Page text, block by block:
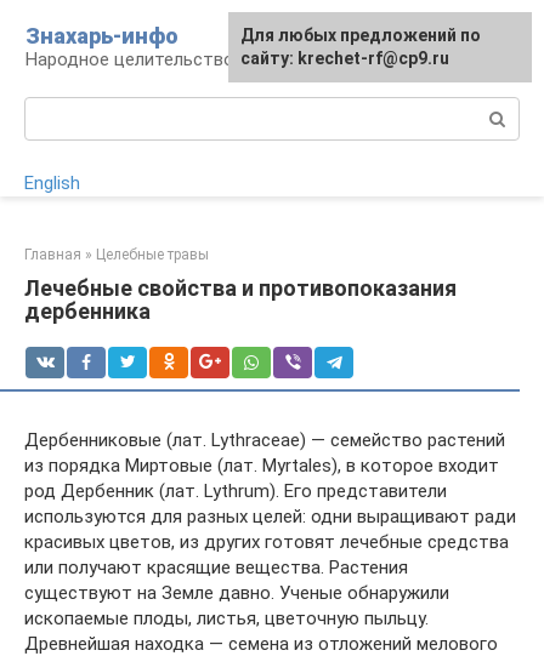
контенту
Знахарь-инфо
Народное целительство: рецепты и методы
English
Главная » Целебные травы
Лечебные свойства и противопоказания
дербенника
Дербенниковые (лат. Lythraceae) — семейство растений
из порядка Миртовые (лат. Myrtales), в которое входит
род Дербенник (лат. Lythrum). Его представители
используются для разных целей: одни выращивают ради
красивых цветов, из других готовят лечебные средства
или получают красящие вещества. Растения
существуют на Земле давно. Ученые обнаружили
ископаемые плоды, листья, цветочную пыльцу.
Древнейшая находка — семена из отложений мелового
Для любых предложений по
сайту: krechet-rf@cp9.ru